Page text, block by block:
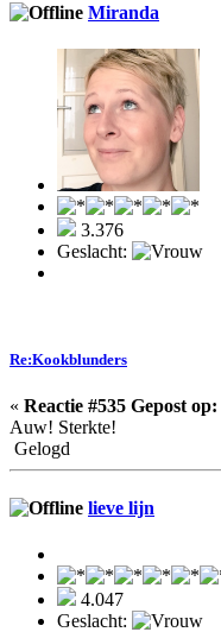
Miranda
3.376
Geslacht:
Re:Kookblunders
« Reactie #535 Gepost op:
Auw! Sterkte!
Gelogd
lieve lijn
4.047
Geslacht: